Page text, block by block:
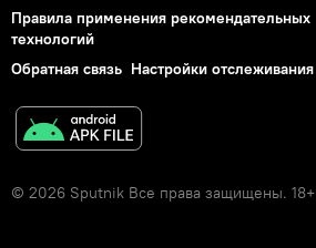
Правила применения рекомендательных
технологий
Обратная связь Настройки отслеживания
© 2026 Sputnik Все права защищены. 18+